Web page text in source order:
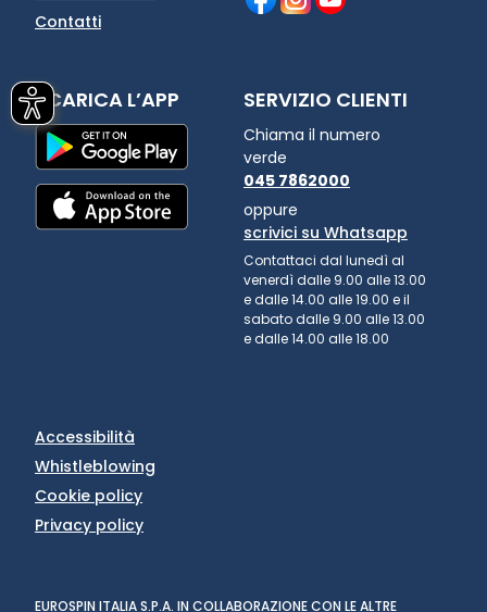
Contatti
SCARICA L’APP SERVIZIO CLIENTI
Chiama il numero
verde
045 7862000
oppure
scrivici su Whatsapp
Contattaci dal lunedì al
venerdì dalle 9.00 alle 13.00
e dalle 14.00 alle 19.00 e il
sabato dalle 9.00 alle 13.00
e dalle 14.00 alle 18.00
Accessibilità
Whistleblowing
Cookie policy
Privacy policy
EUROSPIN ITALIA S.P.A. IN COLLABORAZIONE CON LE ALTRE